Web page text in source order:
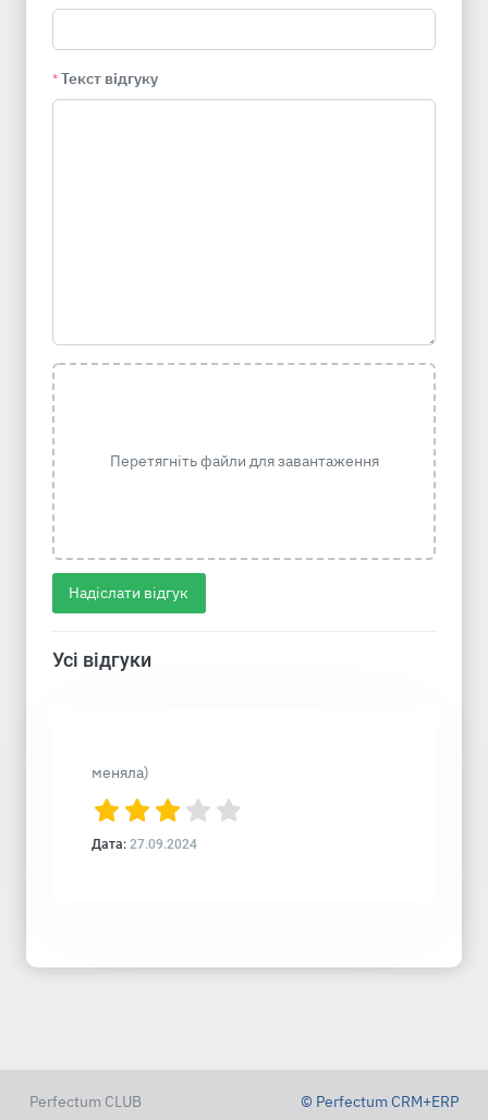
* Текст відгуку
Перетягніть файли для завантаження
Надіслати відгук
Усі відгуки
меняла)
Дата: 27.09.2024
Perfectum CLUB © Perfectum CRM+ERP